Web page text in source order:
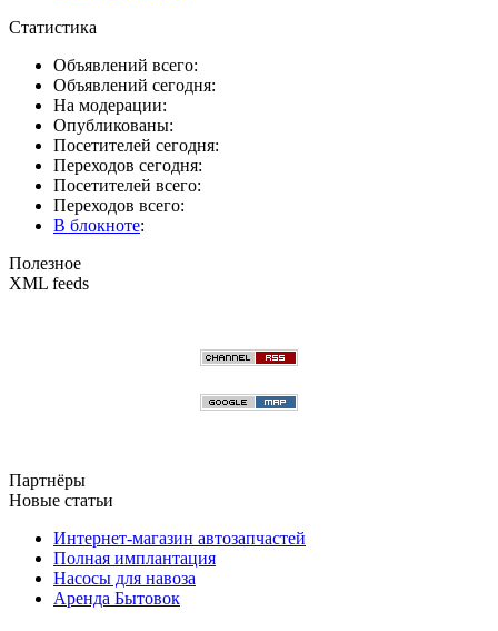
Статистика
Объявлений всего:
Объявлений сегодня:
На модерации:
Опубликованы:
Посетителей сегодня:
Переходов сегодня:
Посетителей всего:
Переходов всего:
В блокноте:
Полезное
XML feeds
Партнёры
Новые статьи
Интернет-магазин автозапчастей
Полная имплантация
Насосы для навоза
Аренда Бытовок